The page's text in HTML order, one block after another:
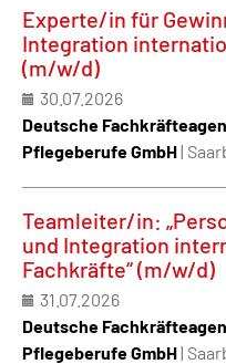
Experte/in für
Integration
(m/w/d)
30.07.2026
Deutsche
Pflegeberufe GmbH|
Teamleiter/in:
und Integration
Fachkräfte“ (m/w/d)
31.07.2026
Deutsche
Pflegeberufe GmbH|